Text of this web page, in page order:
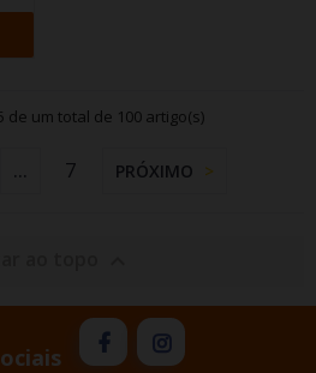
de um total de 100 artigo(s)
… 7 PRÓXIMO